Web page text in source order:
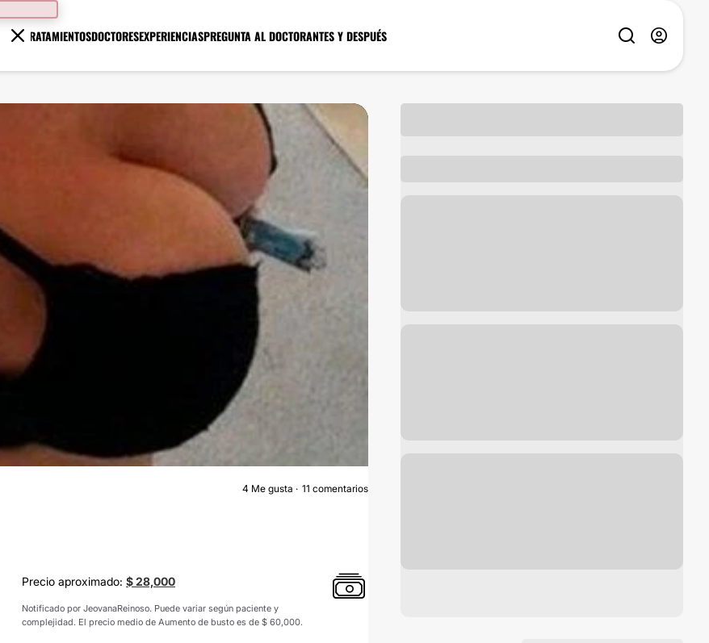
TRATAMIENTOSDOCTORESEXPERIENCIASPREGUNTA AL DOCTORANTES Y DESPUÉS
AUMENTO DE BUSTO
4 Me gusta 11 comentarios
Precio aproximado: $ 28,000
Notificado por JeovanaReinoso. Puede variar según paciente y
complejidad. El precio medio de Aumento de busto es de $ 60,000.